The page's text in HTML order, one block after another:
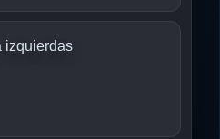
izquierdas